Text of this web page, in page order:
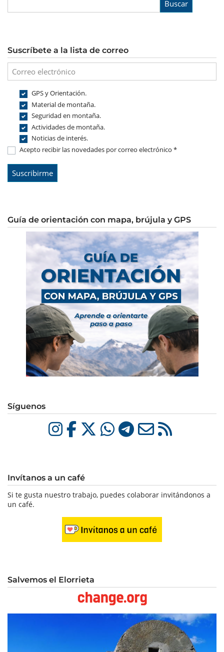
Buscar
Suscríbete a la lista de correo
GPS y Orientación.
Material de montaña.
Seguridad en montaña.
Actividades de montaña.
Noticias de interés.
Acepto recibir las novedades por correo electrónico *
Guía de orientación con mapa, brújula y GPS
Síguenos
Invítanos a un café
Si te gusta nuestro trabajo, puedes colaborar invitándonos a
un café.
Salvemos el Elorrieta